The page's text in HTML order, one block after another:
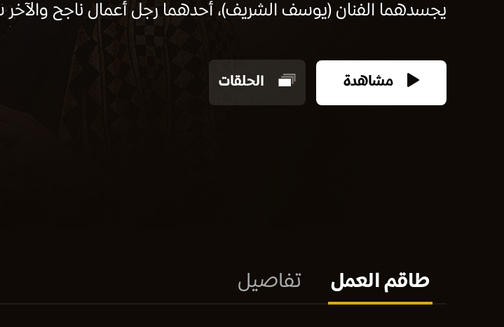
يجسدهما الفنان (يوسف الشريف)، أحدهما رجل أعمال ناجح والآخر
مشاهدة الحلقات
طاقم العمل تفاصيل